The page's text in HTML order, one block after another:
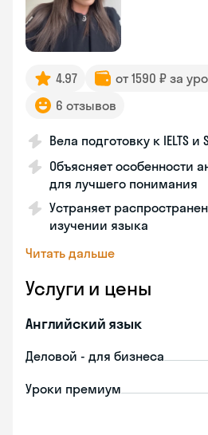
4.97 от 1590 ₽ за
6 отзывов
Вела подготовку к IELTS и
Объясняет особенности
для лучшего понимания
Устраняет
изучении языка
Читать дальше
Услуги и цены
Английский язык
Деловой - для бизнеса
Уроки премиум